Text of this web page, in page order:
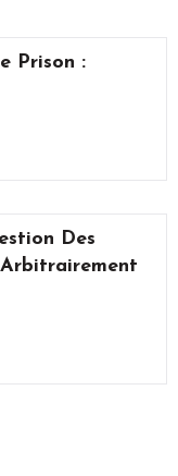
Prison :
Des